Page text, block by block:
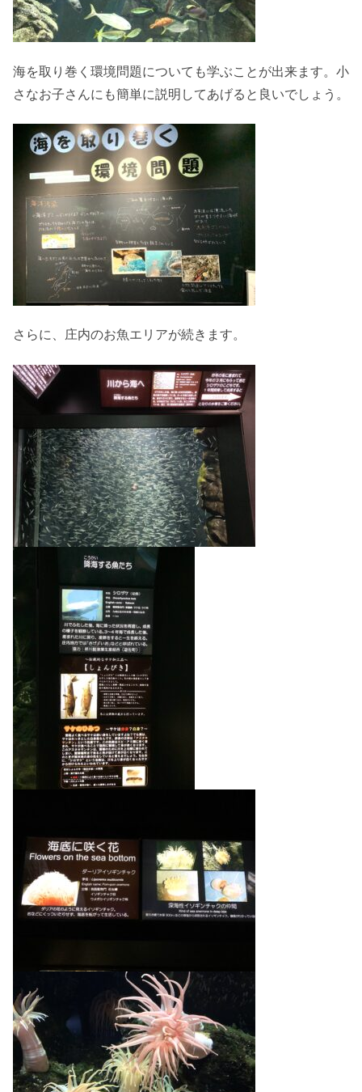
海を取り巻く環境問題についても学ぶことが出来ます。小
さなお子さんにも簡単に説明してあげると良いでしょう。
さらに、庄内のお魚エリアが続きます。